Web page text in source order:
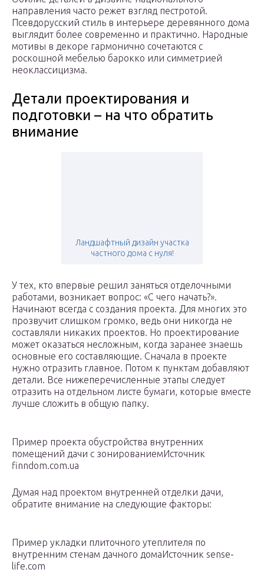
направления часто режет взгляд пестротой.
Псевдорусский стиль в интерьере деревянного дома
выглядит более современно и практично. Народные
мотивы в декоре гармонично сочетаются с
роскошной мебелью барокко или симметрией
неоклассицизма.
Детали проектирования и
подготовки – на что обратить
внимание
Ландшафтный дизайн участка
частного дома с нуля!
У тех, кто впервые решил заняться отделочными
работами, возникает вопрос: «С чего начать?».
Начинают всегда с создания проекта. Для многих это
прозвучит слишком громко, ведь они никогда не
составляли никаких проектов. Но проектирование
может оказаться несложным, когда заранее знаешь
основные его составляющие. Сначала в проекте
нужно отразить главное. Потом к пунктам добавляют
детали. Все нижеперечисленные этапы следует
отразить на отдельном листе бумаги, которые вместе
лучше сложить в общую папку.
Пример проекта обустройства внутренних
помещений дачи с зонированиемИсточник
finndom.com.ua
Думая над проектом внутренней отделки дачи,
обратите внимание на следующие факторы:
Пример укладки плиточного утеплителя по
внутренним стенам дачного домаИсточник sense-
life.com